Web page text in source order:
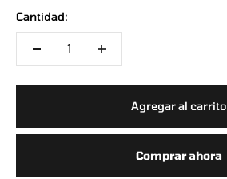
Cantidad:
Agregar al carrito
Comprar ahora